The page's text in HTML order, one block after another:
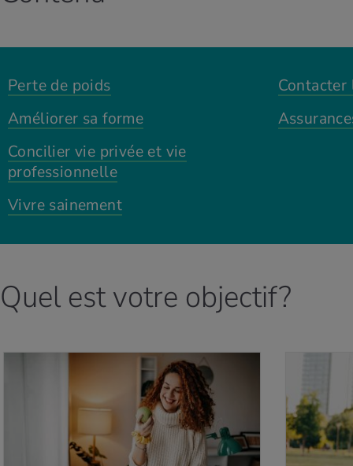
Perte de poids
Améliorer sa forme
Concilier vie privée et vie
professionnelle
Vivre sainement
Contacter
Quel est votre objectif?
PLUS EN SAVOIR